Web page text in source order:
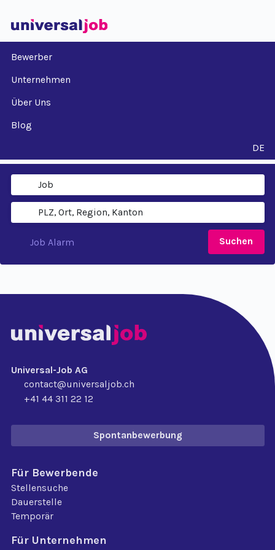
Bewerber
Unternehmen
Über Uns
Blog
DE
Suchen
Job Alarm
Universal-Job AG
contact@universaljob.ch
+41 44 311 22 12
Spontanbewerbung
Für Bewerbende
Stellensuche
Dauerstelle
Temporär
Für Unternehmen